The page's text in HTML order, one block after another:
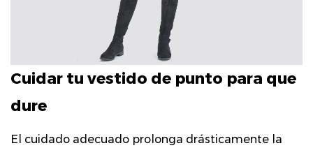
Cuidar tu vestido de punto para que
dure
El cuidado adecuado prolonga drásticamente la